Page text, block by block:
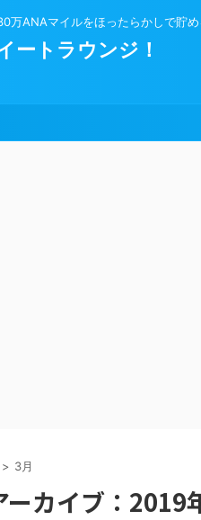
万ANAマイルをほったらかしで貯め
ートラウンジ！
> 3月
ーカイブ：